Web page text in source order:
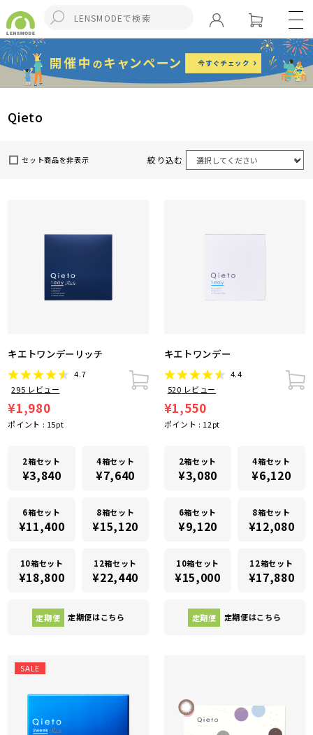
Qieto
セット商品を非表示 絞り込む
キエトワンデーリッチ
4.7
295 レビュー
¥1,980
ポイント : 15pt
2箱セット
¥3,840
4箱セット
¥7,640
6箱セット
¥11,400
8箱セット
¥15,120
10箱セット
¥18,800
12箱セット
¥22,440
定期便 定期便はこちら
キエトワンデー
4.4
520 レビュー
¥1,550
ポイント : 12pt
2箱セット
¥3,080
4箱セット
¥6,120
6箱セット
¥9,120
8箱セット
¥12,080
10箱セット
¥15,000
12箱セット
¥17,880
定期便 定期便はこちら
SALE